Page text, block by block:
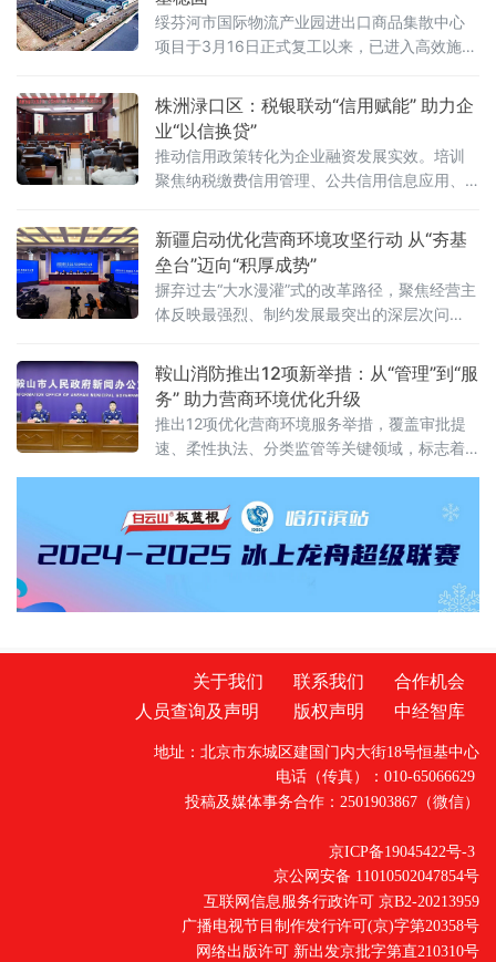
绥芬河市国际物流产业园进出口商品集散中心
项目于3月16日正式复工以来，已进入高效施工
北B-7地块，总占地面积8.7万平方米，建筑面
积3.3万平方米，规划建设3栋商品仓储库、2栋
中转集
株洲渌口区：税银联动“信用赋能” 助力企
业“以信换贷”
推动信用政策转化为企业融资发展实效。培训
聚焦纳税缴费信用管理、公共信用信息应用、
统解读税费一体信用评价、信用修复、信息查
询与应用等实操要点。参会企业代
新疆启动优化营商环境攻坚行动 从“夯基
垒台”迈向“积厚成势”
摒弃过去“大水漫灌”式的改革路径，聚焦经营主
体反映最强烈、制约发展最突出的深层次问
措”提升环境“软实力”，将新疆打造为各类经营
主体近悦远来的热土。
鞍山消防推出12项新举措：从“管理”到“服
务” 助力营商环境优化升级
推出12项优化营商环境服务举措，覆盖审批提
速、柔性执法、分类监管等关键领域，标志着
为企业发展提供坚实保障。 审批服务“再升
级”，破解“办事难”痛点针对企业反映的“材料
多、跑动多、等待久”问题，新举措实现
关于我们 联系我们
合作机会
人员查询及声明
版权声明 中经智库
地址：北京市东城区建国门内大街18号恒基中心
电话（传真）：010-65066629
投稿及媒体事务合作：2501903867（微信）
京ICP备19045422号-3
京公网安备 11010502047854号
互联网信息服务行政许可 京B2-20213959
广播电视节目制作发行许可(京)字第20358号
网络出版许可 新出发京批字第直210310号